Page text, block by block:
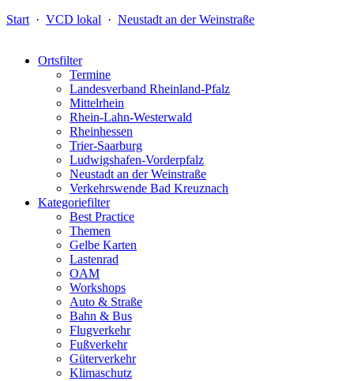
Start · VCD lokal · Neustadt an der Weinstraße
Ortsfilter
Termine
Landesverband Rheinland-Pfalz
Mittelrhein
Rhein-Lahn-Westerwald
Rheinhessen
Trier-Saarburg
Ludwigshafen-Vorderpfalz
Neustadt an der Weinstraße
Verkehrswende Bad Kreuznach
Kategoriefilter
Best Practice
Themen
Gelbe Karten
Lastenrad
OAM
Workshops
Auto & Straße
Bahn & Bus
Flugverkehr
Fußverkehr
Güterverkehr
Klimaschutz